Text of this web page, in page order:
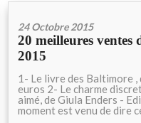
24 Octobre 2015
20 meilleures ventes
2015
1- Le livre des Baltimore
euros 2- Le charme
aimé, de Giula Enders -
moment est venu de dire